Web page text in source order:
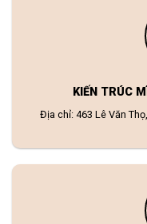
KIẾN TRÚC
Địa chỉ: 463 Lê Văn